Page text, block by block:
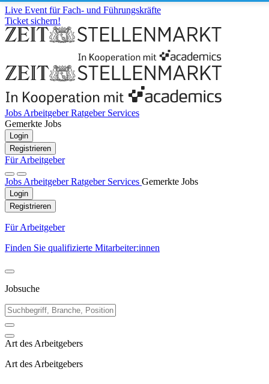
Live Event für Fach- und Führungskräfte
Ticket sichern!
Jobs ArbeitgeberRatgeber Services
Gemerkte Jobs
Login
Registrieren
Für Arbeitgeber
Jobs ArbeitgeberRatgeber Services Gemerkte Jobs
Login
Registrieren
Für Arbeitgeber
Finden Sie qualifizierte Mitarbeiter:innen
Jobsuche
Art des Arbeitgebers
Art des Arbeitgebers